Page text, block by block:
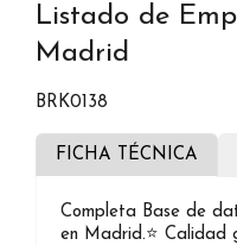
Listado de
Madrid
BRK0138
FICHA TÉCNICA
Completa Base de
en Madrid.⭐️